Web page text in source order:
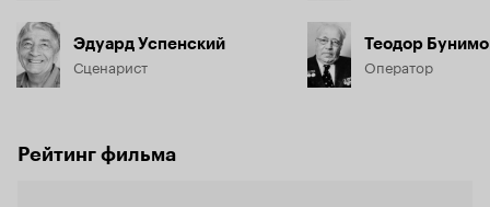
Эдуард Успенский
Сценарист
Теодор
Оператор
Рейтинг фильма